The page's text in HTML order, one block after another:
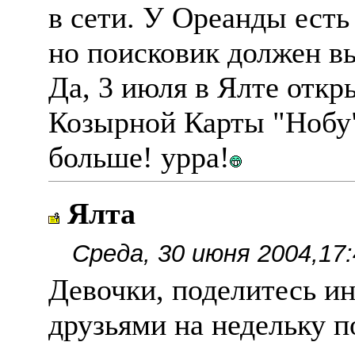
в сети. У Ореанды
но поисковик должен
Да, 3 июля в Ялте
Козырной Карты
больше! урра!
Ялта
Среда, 30 июня
Девочки, поделитесь
друзьями на недельку